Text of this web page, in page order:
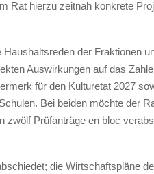
Rat hierzu zeitnah konkrete
der Fraktionen
Auswirkungen auf das
für den Kulturetat 2027
Bei beiden möchte der
zwölf Prüfanträge en bloc
die Wirtschaftspläne